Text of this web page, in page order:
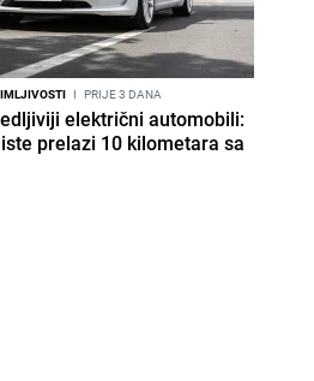
I PRIJE 3 DANA
električni automobili:
prelazi 10 kilometara sa